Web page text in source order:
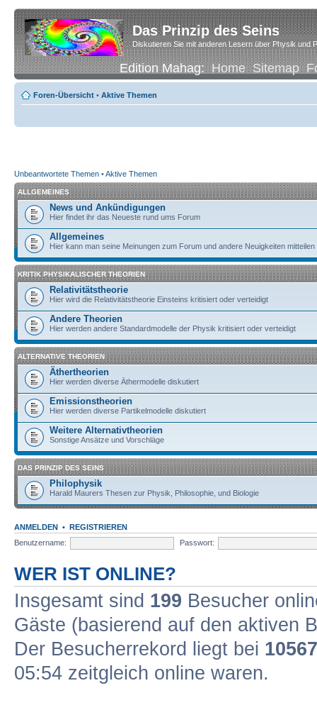
Das Prinzip des Seins
Diskutieren Sie mit anderen Lesern über Physik und
Edition Mahag:Home Sitemap
Foren-Übersicht • Aktive Themen
Unbeantwortete Themen •Aktive Themen
ALLGEMEINES
News und Ankündigungen
Hier findet ihr das Neueste rund ums Forum
Allgemeines
Hier kann man seine Meinungen zum Forum und andere Neuigkeiten mitteilen
KRITIK PHYSIKALISCHER THEORIEN
Relativitätstheorie
Hier wird die Relativitätstheorie Einsteins kritisiert oder verteidigt
Andere Theorien
Hier werden andere Standardmodelle der Physik kritisiert oder verteidigt
ALTERNATIVE THEORIEN
Äthertheorien
Hier werden diverse Äthermodelle diskutiert
Emissionstheorien
Hier werden diverse Partikelmodelle diskutiert
Weitere Alternativtheorien
Sonstige Ansätze und Vorschläge
DAS PRINZIP DES SEINS
Philophysik
Harald Maurers Thesen zur Physik, Philosophie, und Biologie
ANMELDEN • REGISTRIEREN
Benutzername:
Passwort:
WER IST ONLINE?
Insgesamt sind 199 Besucher
Gäste (basierend auf den aktiven
Der Besucherrekord liegt bei 10567
05:54 zeitgleich online waren.